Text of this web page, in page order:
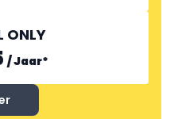
ONLY
/Jaar*